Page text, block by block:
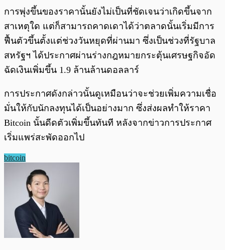
การพุ่งขึ้นของราคานั้นยังไม่เป็นที่ชัดเจนว่าเกิดขึ้นจาก
สาเหตุใด แต่ก็สามารถคาดเดาได้ว่าตลาดนั้นเริ่มมีการ
ฟื้นตัวขึ้นตั้งแต่ช่วงวันหยุดที่ผ่านมา ซึ่งเป็นช่วงที่รัฐบาล
สหรัฐฯ ได้ประกาศผ่านร่างกฎหมายกระตุ้นเศรษฐกิจอัด
ฉัดเงินเพิ่มขึ้น 1.9 ล้านล้านดอลลาร์
การประกาศดังกล่าวนั้นดูเหมือนว่าจะช่วยเพิ่มความเชื่อ
มั่นให้กับนักลงทุนได้เป็นอย่างมาก ซึ่งส่งผลทำให้ราคา
Bitcoin นั้นดีดตัวเพิ่มขึ้นทันที หลังจากข่าวการประกาศ
เริ่มแพร่สะพัดออกไป
bitcoin